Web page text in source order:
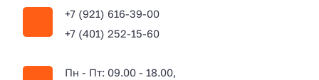
+7 (921) 616-39-00
+7 (401) 252-15-60
Пн - Пт: 09.00 - 18.00,